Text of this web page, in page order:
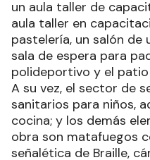
un aula taller de
aula taller en
pastelería, un salón de
sala de espera para
polideportivo y el
A su vez, el sector de
sanitarios para niños,
cocina; y los demás
obra son matafuegos
señalética de Braille,